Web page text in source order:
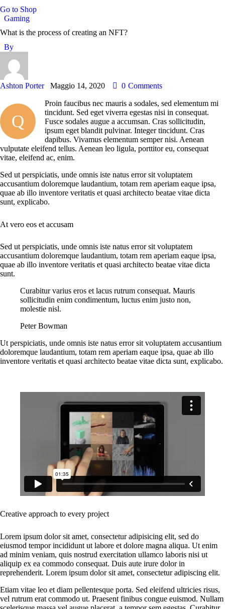
Go to Shop
Gaming
What is the process of creating an NFT?
By
Ashton Porter Maggio 14, 2020 0 Comments
Q
Proin faucibus nec mauris a sodales, sed elementum mi
tincidunt. Sed eget viverra egestas nisi in consequat.
Fusce sodales augue a accumsan. Cras sollicitudin,
ipsum eget blandit pulvinar. Integer tincidunt. Cras
dapibus. Vivamus elementum semper nisi. Aenean
vulputate eleifend tellus. Aenean leo ligula, porttitor eu, consequat
vitae, eleifend ac, enim.
Sed ut perspiciatis, unde omnis iste natus error sit voluptatem
accusantium doloremque laudantium, totam rem aperiam eaque ipsa,
quae ab illo inventore veritatis et quasi architecto beatae vitae dicta
sunt, explicabo.
At vero eos et accusam
Sed ut perspiciatis, unde omnis iste natus error sit voluptatem
accusantium doloremque laudantium, totam rem aperiam eaque ipsa,
quae ab illo inventore veritatis et quasi architecto beatae vitae dicta
sunt.
Curabitur varius eros et lacus rutrum consequat. Mauris
sollicitudin enim condimentum, luctus enim justo non,
molestie nisl.
Peter Bowman
Ut perspiciatis, unde omnis iste natus error sit voluptatem accusantium
doloremque laudantium, totam rem aperiam eaque ipsa, quae ab illo
inventore veritatis et quasi architecto beatae vitae dicta sunt, explicabo.
Creative approach to every project
Lorem ipsum dolor sit amet, consectetur adipisicing elit, sed do
eiusmod tempor incididunt ut labore et dolore magna aliqua. Ut enim
ad minim veniam, quis nostrud exercitation ullamco laboris nisi ut
aliquip ex ea commodo consequat. Duis aute irure dolor in
reprehenderit. Lorem ipsum dolor sit amet, consectetur adipiscing elit.
Etiam vitae leo et diam pellentesque porta. Sed eleifend ultricies risus,
vel rutrum erat commodo ut. Praesent finibus congue euismod. Nullam